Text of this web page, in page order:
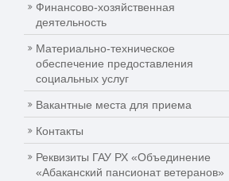
Финансово-хозяйственная
деятельность
Материально-техническое
обеспечение предоставления
социальных услуг
Вакантные места для приема
Контакты
Реквизиты ГАУ РХ «Объединение
«Абаканский пансионат ветеранов»